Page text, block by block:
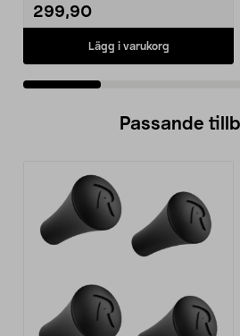
299,90
Lägg i varukorg
Passande